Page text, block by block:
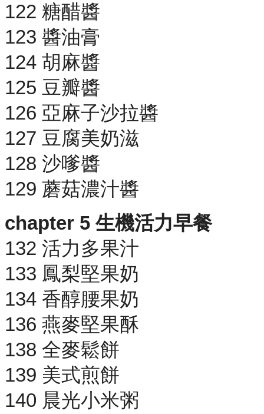
122 糖醋醬
123 醬油膏
124 胡麻醬
125 豆瓣醬
126 亞麻子沙拉醬
127 豆腐美奶滋
128 沙嗲醬
129 蘑菇濃汁醬
chapter 5 生機活力早餐
132 活力多果汁
133 鳳梨堅果奶
134 香醇腰果奶
136 燕麥堅果酥
138 全麥鬆餅
139 美式煎餅
140 晨光小米粥